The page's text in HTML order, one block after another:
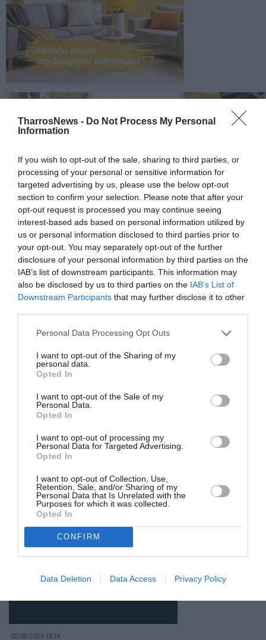
TharrosNews - Do Not Process My Personal
Information
If you wish to opt-out of the sale, sharing to third parties, or
processing of your personal or sensitive information for
targeted advertising by us, please use the below opt-out
section to confirm your selection. Please note that after your
opt-out request is processed you may continue seeing
interest-based ads based on personal information utilized by
us or personal information disclosed to third parties prior to
your opt-out. You may separately opt-out of the further
disclosure of your personal information by third parties on the
IAB’s list of downstream participants. This information may
also be disclosed by us to third parties on the IAB’s List of
Downstream Participants that may further disclose it to other
Personal Data Processing Opt Outs
I want to opt-out of the Sharing of my
personal data.
Opted In
I want to opt-out of the Sale of my
Personal Data.
Opted In
I want to opt-out of processing my
Personal Data for Targeted Advertising.
Opted In
I want to opt-out of Collection, Use,
Retention, Sale, and/or Sharing of my
Personal Data that Is Unrelated with the
Purposes for which it was collected.
Opted In
CONFIRM
Data Deletion Data Access Privacy Policy
04/08/2026 18:36
«Τη συνείδηση κάθε πολύχρωμης πεταλούδας τη
βαραίνει ο θάνατος μιας κάμπιας»
03/08/2026 16:24